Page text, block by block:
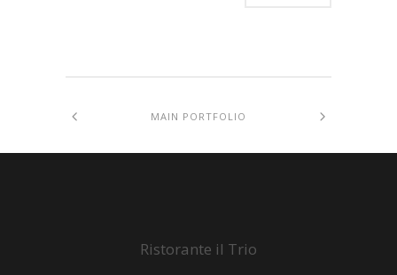
MAIN PORTFOLIO
Ristorante il Trio